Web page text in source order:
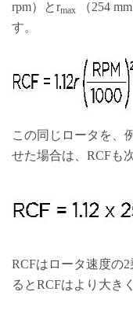
rpm）とrmax
（254
す。
この同じロータを、
せた場合は、RCFも
RCFはロータ速度の
るとRCFはより大き